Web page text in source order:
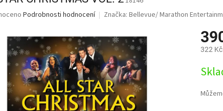
Podrobnosti hodnocení Značka: Bellevue/ Marathon
322
cena: